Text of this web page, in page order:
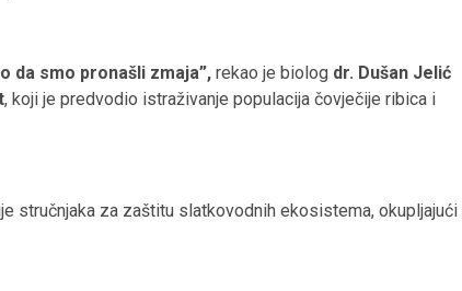
da smo pronašli zmaja”, rekao je biolog dr. Dušan Jelić
, koji je predvodio istraživanje populacija čovječije ribica i
stručnjaka za zaštitu slatkovodnih ekosistema, okupljajući